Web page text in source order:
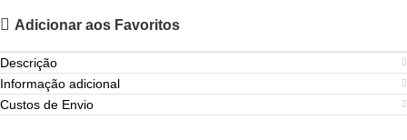
Adicionar aos Favoritos
Descrição
Informação adicional
Custos de Envio